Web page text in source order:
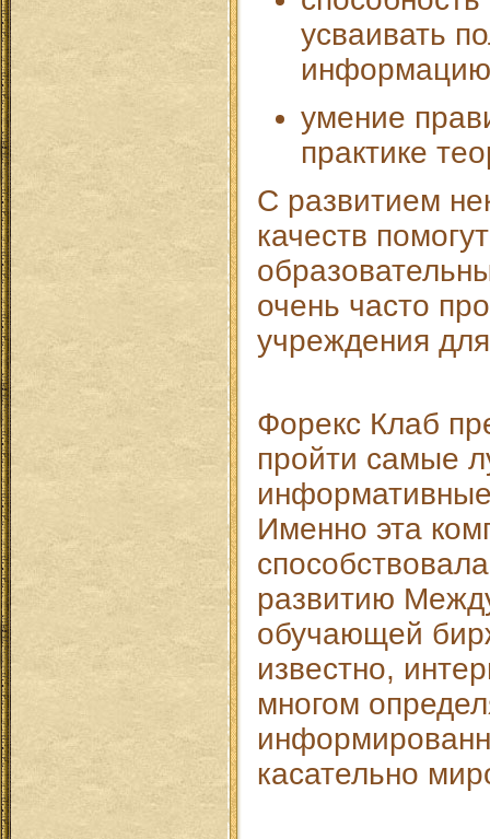
усваивать
умение
практике
С развитием
качеств
очень часто
учреждения
Форекс Клаб
пройти самые
Именно эта
развитию
обучающей
известно,
многом
касательно